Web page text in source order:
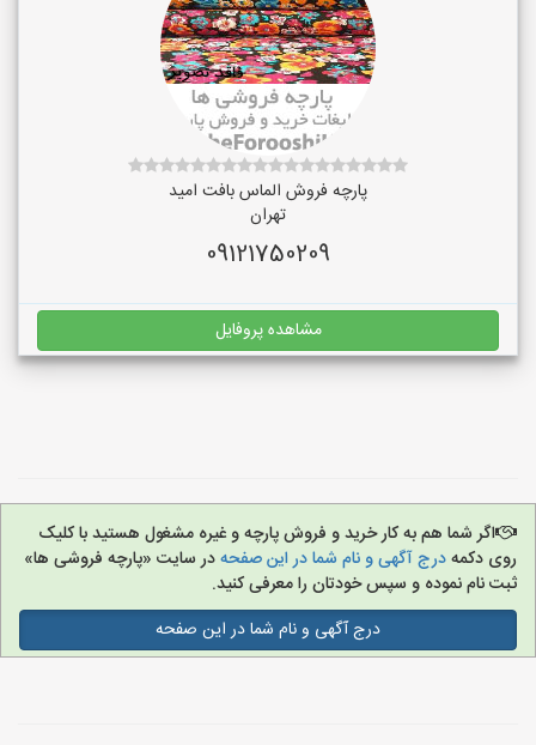
پارچه فروش الماس بافت امید
تهران
09121750209
مشاهده پروفایل
اگر شما هم به کار خرید و فروش پارچه و غیره مشغول هستید با کلیک
روی دکمهدرج آگهی و نام شما در این صفحهدر سایت «پارچه فروشی ها»
ثبت نام نموده و سپس خودتان را معرفی کنید.
درج آگهی و نام شما در این صفحه